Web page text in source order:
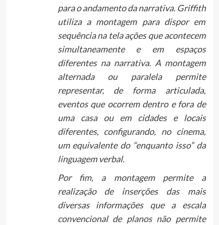
para o andamento da narrativa. Griffith
utiliza a montagem para dispor em
sequência na tela ações que acontecem
simultaneamente e em espaços
diferentes na narrativa. A montagem
alternada ou paralela permite
representar, de forma articulada,
eventos que ocorrem dentro e fora de
uma casa ou em cidades e locais
diferentes, configurando, no cinema,
um equivalente do “enquanto isso” da
linguagem verbal.
Por fim, a montagem permite a
realização de inserções das mais
diversas informações que a escala
convencional de planos não permite